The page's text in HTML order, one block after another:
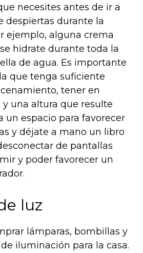
necesites antes de ir a
despiertas durante la
ejemplo, alguna crema
hidrate durante toda la
de agua. Es importante
que tenga suficiente
tener en
una altura que resulte
un espacio para favorecer
y déjate a mano un libro
de pantallas
y poder favorecer un
luz
lámparas, bombillas y
iluminación para la casa.